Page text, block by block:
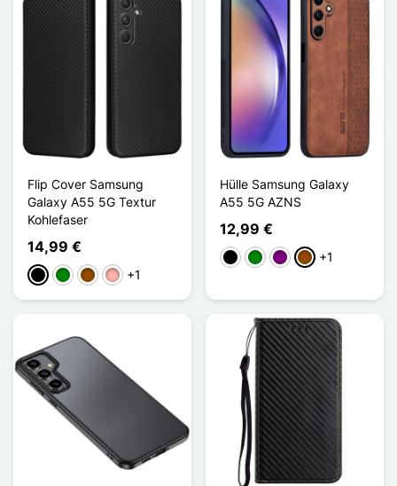
Flip Cover Samsung
Galaxy A55 5G Textur
Kohlefaser
14,99 €
Schwarz
GrünBraunRoségold
+1
Hülle Samsung Galaxy
A55 5G AZNS
12,99 €
Schwarz
GrünViolettBraun
+1